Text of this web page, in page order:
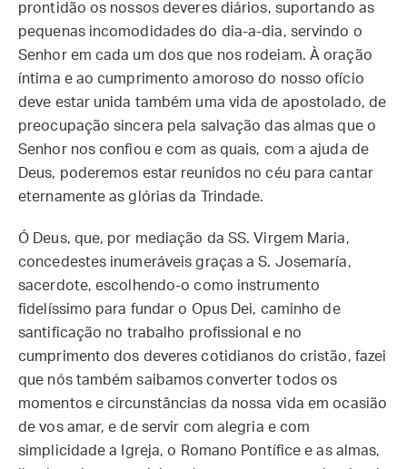
prontidão os nossos deveres diários, suportando as
pequenas incomodidades do dia-a-dia, servindo o
Senhor em cada um dos que nos rodeiam. À oração
íntima e ao cumprimento amoroso do nosso ofício
deve estar unida também uma vida de apostolado, de
preocupação sincera pela salvação das almas que o
Senhor nos confiou e com as quais, com a ajuda de
Deus, poderemos estar reunidos no céu para cantar
eternamente as glórias da Trindade.
Ó Deus, que, por mediação da SS. Virgem Maria,
concedestes inumeráveis graças a S. Josemaría,
sacerdote, escolhendo-o como instrumento
fidelíssimo para fundar o Opus Dei, caminho de
santificação no trabalho profissional e no
cumprimento dos deveres cotidianos do cristão, fazei
que nós também saibamos converter todos os
momentos e circunstâncias da nossa vida em ocasião
de vos amar, e de servir com alegria e com
simplicidade a Igreja, o Romano Pontífice e as almas,